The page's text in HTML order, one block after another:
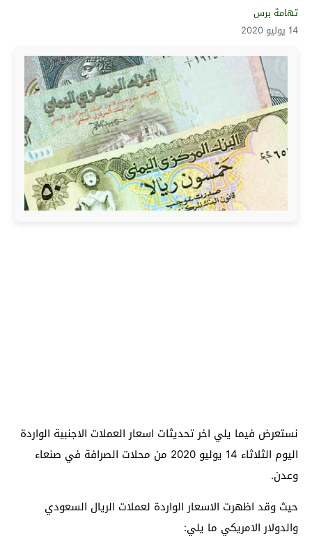
تهامة برس
14 يوليو 2020
نستعرض فيما يلي اخر تحديثات اسعار العملات الاجنبية الواردة
اليوم الثلاثاء 14 يوليو 2020 من محلات الصرافة في صنعاء
وعدن.
حيث وقد اظهرت الاسعار الواردة لعملات الريال السعودي
والدولار الامريكي ما يلي: